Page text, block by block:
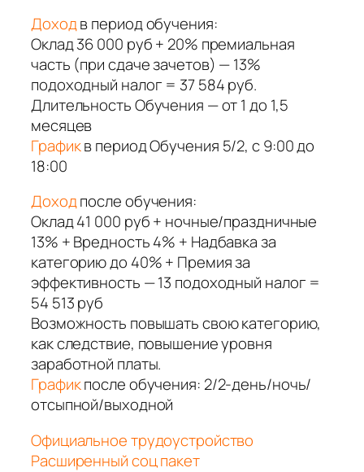
Доходв период обучения:
Оклад 36 000 руб + 20% премиальная
часть (при сдаче зачетов) — 13%
подоходный налог = 37 584 руб.
Длительность Обучения — от 1 до 1,5
месяцев
Графикв период Обучения 5/2, с 9:00 до
18:00
Доходпосле обучения:
Оклад 41 000 руб + ночные/праздничные
13% + Вредность 4% + Надбавка за
категорию до 40% + Премия за
эффективность — 13 подоходный налог =
54 513 руб
Возможность повышать свою категорию,
как следствие, повышение уровня
заработной платы.
Графикпосле обучения: 2/2-день/ночь/
отсыпной/выходной
Официальное трудоустройство
Расширенный соц пакет